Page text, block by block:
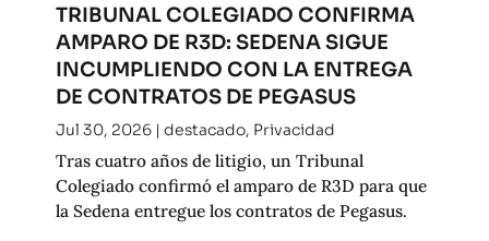
TRIBUNAL COLEGIADO CONFIRMA
AMPARO DE R3D: SEDENA SIGUE
INCUMPLIENDO CON LA ENTREGA
DE CONTRATOS DE PEGASUS
Jul 30, 2026| destacado, Privacidad
Tras cuatro años de litigio, un Tribunal
Colegiado confirmó el amparo de R3D para que
la Sedena entregue los contratos de Pegasus.